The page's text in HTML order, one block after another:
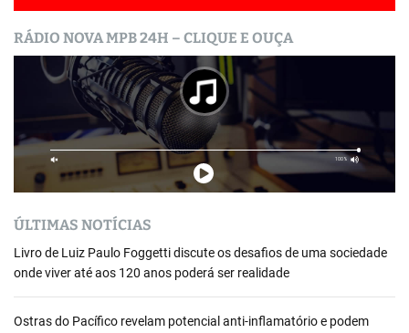
RÁDIO NOVA MPB 24H – CLIQUE E OUÇA
ÚLTIMAS NOTÍCIAS
Livro de Luiz Paulo Foggetti discute os desafios de uma sociedade
onde viver até aos 120 anos poderá ser realidade
Ostras do Pacífico revelam potencial anti-inflamatório e podem